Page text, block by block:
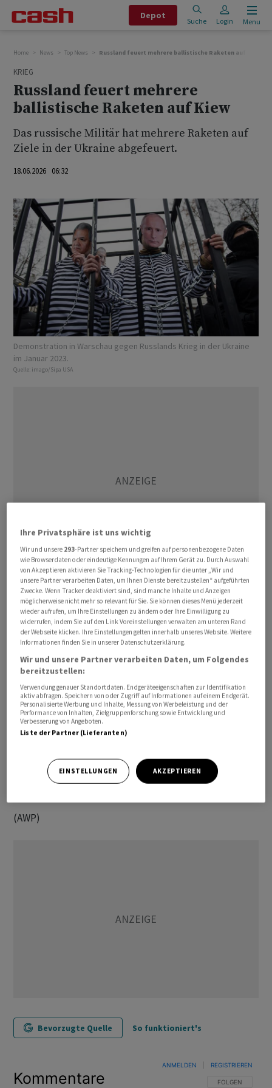
Depot
Suche Login Menu
Home News Top News Russland feuert mehrere ballistische Raketen auf Kiew
KRIEG
Russland feuert mehrere
ballistische Raketen auf Kiew
Das russische Militär hat mehrere Raketen auf
Ziele in der Ukraine abgefeuert.
18.06.2026 06:32
Demonstration in Warschau gegen Russlands Krieg in der Ukraine
im Januar 2023.
Quelle: imago/Sipa USA
«Der Feind greift die Hauptstadt mit ballistischen
Raketen an», teilte der Militärgouverneur der
Hauptstadt Kiew, Tymur Tkatschenko, bei Telegram
mit. In der Innenstadt waren mehrere Explosionen zu
hören, berichtete ein Korrespondent der
Nachrichtenagentur dpa.
Angaben der ukrainischen Luftwaffe zufolge flogen
mindestens zwei Raketen in Richtung der
Dreimillionenstadt, eine war auf das zentralukrainische
Die Ukraine wehrt sich seit mehr als vier Jahren gegen
eine russische Invasion.
(AWP)
Bevorzugte Quelle So funktioniert's
Kommentare FOLGE DIESER
FOLGEN
ANMELDEN REGISTRIEREN
Ihre Privatsphäre ist uns wichtig
Wir und unsere 293-Partner speichern und greifen auf personenbezogene Daten
wie Browserdaten oder eindeutige Kennungen auf Ihrem Gerät zu. Durch Auswahl
von Akzeptieren aktivieren Sie Tracking-Technologien für die unter „Wir und
unsere Partner verarbeiten Daten, um Ihnen Dienste bereitzustellen“ aufgeführten
Zwecke. Wenn Tracker deaktiviert sind, sind manche Inhalte und Anzeigen
möglicherweise nicht mehr so relevant für Sie. Sie können dieses Menü jederzeit
wieder aufrufen, um Ihre Einstellungen zu ändern oder Ihre Einwilligung zu
widerrufen, indem Sie auf den Link Voreinstellungen verwalten am unteren Rand
der Webseite klicken. Ihre Einstellungen gelten innerhalb unseres Website. Weitere
Informationen finden Sie in unserer Datenschutzerklärung.
Wir und unsere Partner verarbeiten Daten, um Folgendes
bereitzustellen:
Verwendung genauer Standortdaten. Endgeräteeigenschaften zur Identifikation
aktiv abfragen. Speichern von oder Zugriff auf Informationen auf einem Endgerät.
Personalisierte Werbung und Inhalte, Messung von Werbeleistung und der
Performance von Inhalten, Zielgruppenforschung sowie Entwicklung und
Verbesserung von Angeboten.
Liste der Partner (Lieferanten)
EINSTELLUNGEN AKZEPTIEREN